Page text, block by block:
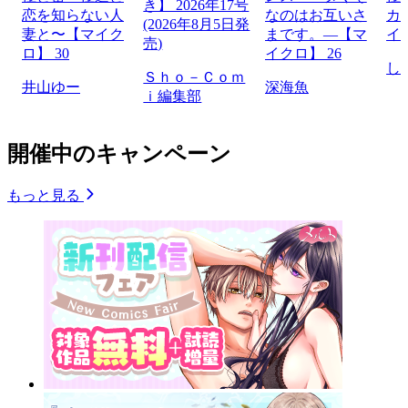
恋を知らない人
妻と〜【マイク
ロ】 30
井山ゆー
き】 2026年17号
(2026年8月5日発
売)
Ｓｈｏ－Ｃｏｍ
ｉ編集部
なのはお互いさ
まです。―【マ
イクロ】 26
深海魚
カ
イ
し
開催中のキャンペーン
もっと見る